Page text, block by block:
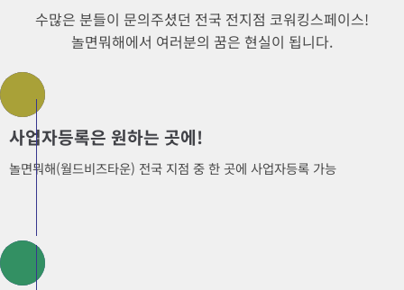
수많은 분들이 문의주셨던 전국 전지점 코워킹스페이스!
놀면뭐해에서 여러분의 꿈은 현실이 됩니다.
사업자등록은 원하는 곳에!
놀면뭐해(월드비즈타운) 전국 지점 중 한 곳에 사업자등록 가능